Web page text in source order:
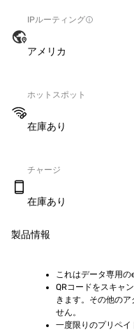
IPルーティング
アメリカ
ホットスポット
在庫あり
チャージ
在庫あり
製品情報
これはデータ専用の
QRコードをスキャ
きます。その他の
せん。
一度限りのプリペ